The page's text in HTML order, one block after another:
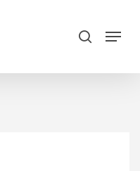
search
Menu
Close